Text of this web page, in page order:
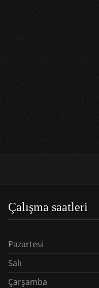
Çalışma saatleri
Pazartesi
Salı
Çarşamba